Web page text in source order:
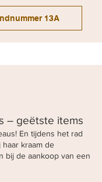
13A
– geëtste items
En tijdens het rad
kraam de
bij de aankoop van een